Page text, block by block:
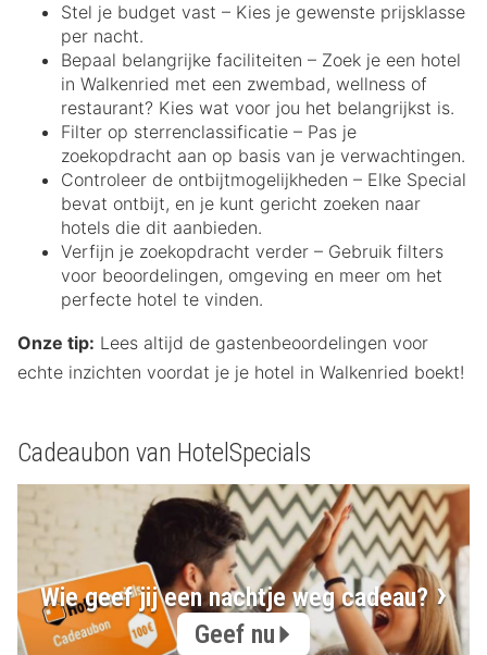
Stel je budget vast – Kies je gewenste prijsklasse
per nacht.
Bepaal belangrijke faciliteiten – Zoek je een hotel
in Walkenried met een zwembad, wellness of
restaurant? Kies wat voor jou het belangrijkst is.
Filter op sterrenclassificatie – Pas je
zoekopdracht aan op basis van je verwachtingen.
Controleer de ontbijtmogelijkheden – Elke Special
bevat ontbijt, en je kunt gericht zoeken naar
hotels die dit aanbieden.
Verfijn je zoekopdracht verder – Gebruik filters
voor beoordelingen, omgeving en meer om het
perfecte hotel te vinden.
Onze tip: Lees altijd de gastenbeoordelingen voor
echte inzichten voordat je je hotel in Walkenried boekt!
Cadeaubon van HotelSpecials
Wie geef jij een nachtje weg cadeau?
Geef nu